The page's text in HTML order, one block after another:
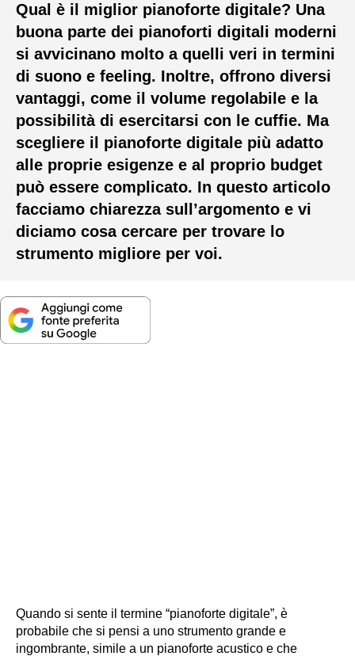
Qual è il miglior pianoforte digitale? Una
buona parte dei pianoforti digitali moderni
si avvicinano molto a quelli veri in termini
di suono e feeling. Inoltre, offrono diversi
vantaggi, come il volume regolabile e la
possibilità di esercitarsi con le cuffie. Ma
scegliere il pianoforte digitale più adatto
alle proprie esigenze e al proprio budget
può essere complicato. In questo articolo
facciamo chiarezza sull’argomento e vi
diciamo cosa cercare per trovare lo
strumento migliore per voi.
Quando si sente il termine “pianoforte digitale”, è
probabile che si pensi a uno strumento grande e
ingombrante, simile a un pianoforte acustico e che